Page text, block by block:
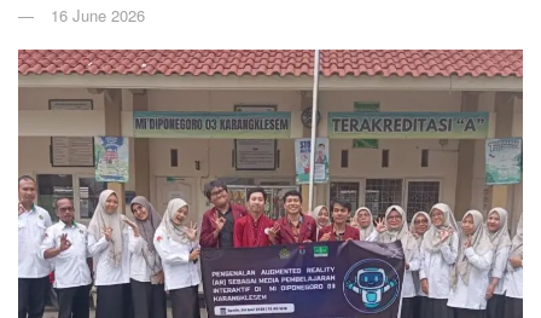
16 June 2026